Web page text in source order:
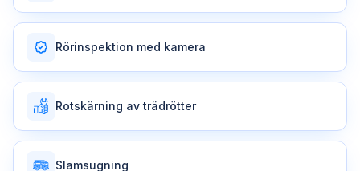
Rörinspektion med kamera
Rotskärning av trädrötter
Slamsugning